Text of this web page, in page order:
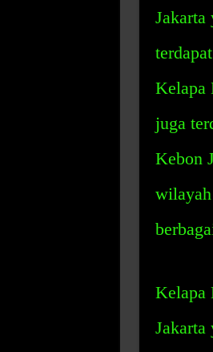
Kelapa
juga
Kebon
Kelapa